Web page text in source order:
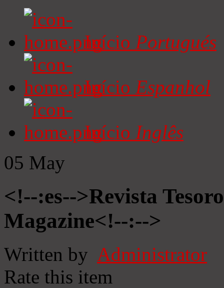
Início Portugués
Início Espanhol
Início Inglês
05 May
<!--:es-->Revista
Magazine<!--:-->
Written by Administrator
Rate this item